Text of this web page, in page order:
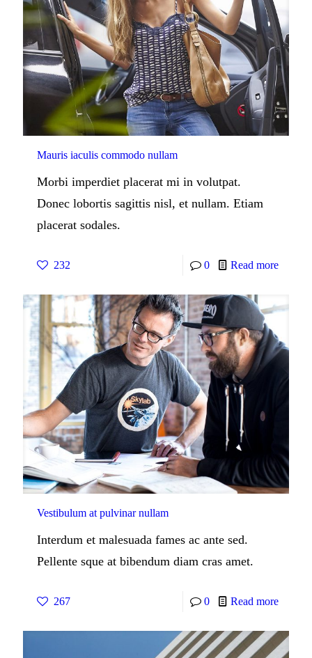
Mauris iaculis commodo nullam
Morbi imperdiet placerat mi in volutpat.
Donec lobortis sagittis nisl, et nullam. Etiam
placerat sodales.
232 0 Read more
Vestibulum at pulvinar nullam
Interdum et malesuada fames ac ante sed.
Pellente sque at bibendum diam cras amet.
267 0 Read more